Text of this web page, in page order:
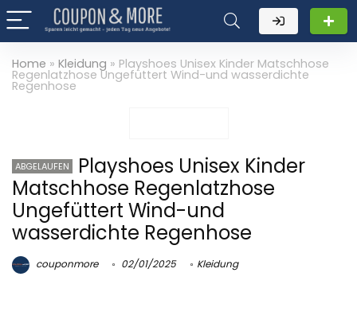
Home » Kleidung » Playshoes Unisex Kinder Matschhose
Regenlatzhose Ungefüttert Wind-und wasserdichte
Regenhose
ABGELAUFEN
Playshoes Unisex Kinder
Matschhose Regenlatzhose
Ungefüttert Wind-und
wasserdichte Regenhose
couponmore 02/01/2025 Kleidung